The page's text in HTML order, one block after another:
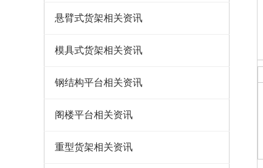
悬臂式货架相关资讯
模具式货架相关资讯
钢结构平台相关资讯
阁楼平台相关资讯
重型货架相关资讯